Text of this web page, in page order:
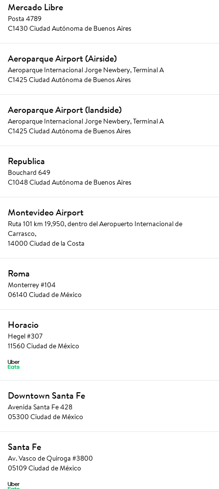
Mercado Libre
Posta 4789
C1430 Ciudad Autónoma de Buenos Aires
Aeroparque Airport (Airside)
Aeroparque Internacional Jorge Newbery, Terminal A
C1425 Ciudad Autónoma de Buenos Aires
Aeroparque Airport (landside)
Aeroparque Internacional Jorge Newbery, Terminal A
C1425 Ciudad Autónoma de Buenos Aires
Republica
Bouchard 649
C1048 Ciudad Autónoma de Buenos Aires
Montevideo Airport
Ruta 101 km 19,950, dentro del Aeropuerto Internacional de
Carrasco,
14000 Ciudad de la Costa
Roma
Monterrey #104
06140 Ciudad de México
Horacio
Hegel #307
11560 Ciudad de México
Downtown Santa Fe
Avenida Santa Fe 428
05300 Ciudad de México
Santa Fe
Av. Vasco de Quiroga #3800
05109 Ciudad de México